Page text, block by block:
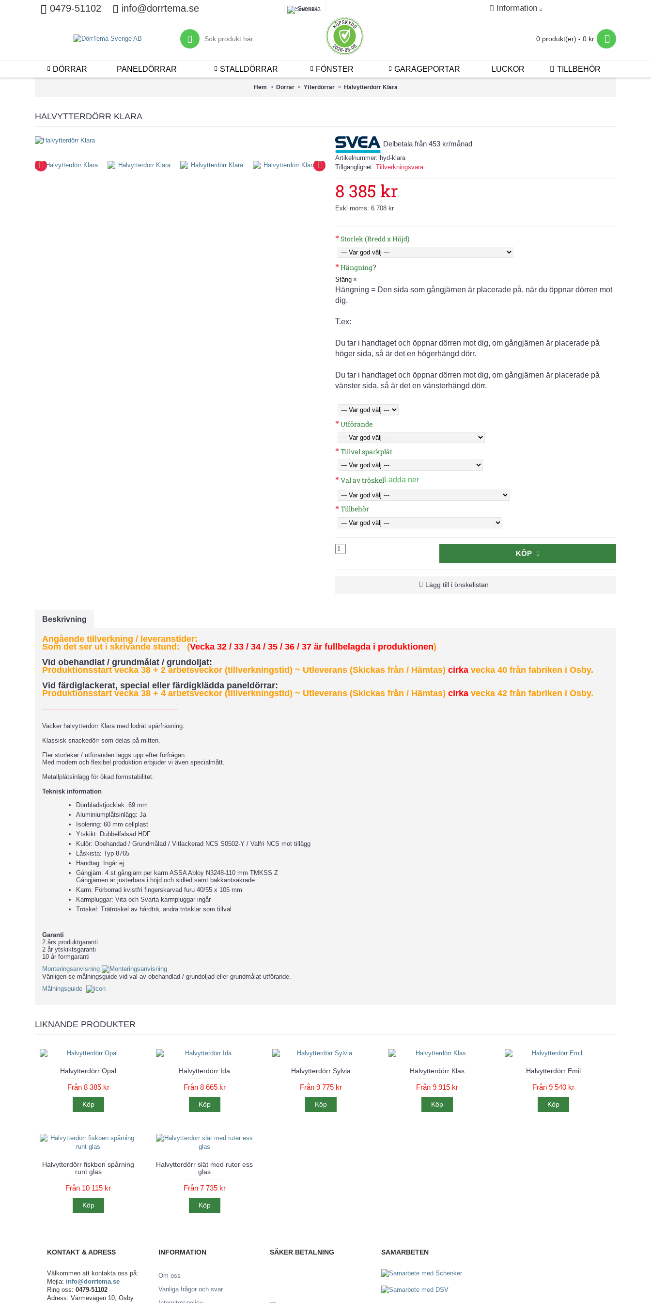
0479-51102 info@dorrtema.se Svenska Information
0 produkt(er) - 0 kr
DÖRRAR PANELDÖRRAR STALLDÖRRAR FÖNSTER GARAGEPORTAR LUCKOR TILLBEHÖR
Hem Dörrar Ytterdörrar Halvytterdörr Klara
HALVYTTERDÖRR KLARA
Delbetala från 453 kr/månad
Artikelnummer: hyd-klara
Tillgänglighet: Tillverkningsvara
8 385 kr
Exkl moms: 6 708 kr
Storlek (Bredd x Höjd)
Hängning?
Stäng ×
Hängning = Den sida som gångjärnen är placerade på, när du öppnar dörren mot
dig.
T.ex:
Du tar i handtaget och öppnar dörren mot dig, om gångjärnen är placerade på
höger sida, så är det en högerhängd dörr.
Du tar i handtaget och öppnar dörren mot dig, om gångjärnen är placerade på
vänster sida, så är det en vänsterhängd dörr.
Utförande
Tillval sparkplåt
Val av tröskelLadda ner
Tillbehör
KÖP
Lägg till i önskelistan
Beskrivning
Angående tillverkning / leveranstider:
Som det ser ut i skrivande stund: (Vecka 32 / 33 / 34 / 35 / 36 / 37 är fullbelagda i produktionen)
Vid obehandlat / grundmålat / grundoljat:
Produktionsstart vecka 38 + 2 arbetsveckor (tillverkningstid) ~ Utleverans (Skickas från / Hämtas) cirka vecka 40 från fabriken i Osby.
Vid färdiglackerat, special eller färdigklädda paneldörrar:
Produktionsstart vecka 38 + 4 arbetsveckor (tillverkningstid) ~ Utleverans (Skickas från / Hämtas) cirka vecka 42 från fabriken i Osby.
Vacker halvytterdörr Klara med lodrät spårfräsning.
Klassisk snackedörr som delas på mitten.
Fler storlekar / utföranden läggs upp efter förfrågan.
Med modern och flexibel produktion erbjuder vi även specialmått.
Metallplåtsinlägg för ökad formstabilitet.
Teknisk information
Dörrbladstjocklek: 69 mm
Aluminiumplåtsinlägg: Ja
Isolering: 60 mm cellplast
Ytskikt: Dubbelfalsad HDF
Kulör: Obehandad / Grundmålad / Vitlackerad NCS S0502-Y / Valfri NCS mot tillägg
Låskista: Typ 8765
Handtag: Ingår ej
Gångjärn: 4 st gångjärn per karm ASSA Abloy N3248-110 mm TMKSS Z
Gångjärnen är justerbara i höjd och sidled samt bakkantsäkrade
Karm: Förborrad kvistfri fingerskarvad furu 40/55 x 105 mm
Karmpluggar: Vita och Svarta karmpluggar ingår
Tröskel: Trätröskel av hårdträ, andra trösklar som tillval.
Garanti
2 års produktgaranti
2 år ytskiktsgaranti
10 år formgaranti
Monteringsanvisning
Vänligen se målningsguide vid val av obehandlad / grundoljad eller grundmålat utförande.
Målningsguide
LIKNANDE PRODUKTER
Halvytterdörr Opal
Från 8 385 kr
Köp
Halvytterdörr Ida
Från 8 665 kr
Köp
Halvytterdörr Sylvia
Från 9 775 kr
Köp
Halvytterdörr Klas
Från 9 915 kr
Köp
Halvytterdörr Emil
Från 9 540 kr
Köp
Halvytterdörr fiskben spårning
runt glas
Från 10 115 kr
Köp
Halvytterdörr slät med ruter ess
glas
Från 7 735 kr
Köp
KONTAKT & ADRESS
Välkommen att kontakta oss på:
Mejla: info@dorrtema.se
Ring oss: 0479-51102
Adress: Värmevägen 10, Osby
INFORMATION
Om oss
Vanliga frågor och svar
SÄKER BETALNING SAMARBETEN